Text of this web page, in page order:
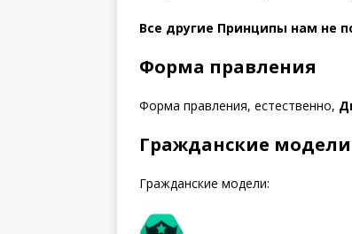
Все другие Принципы нам не
Форма правления
Форма правления, естественно,
Гражданские модели
Гражданские модели: